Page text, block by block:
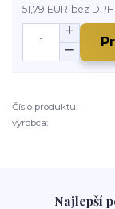
51,79 EUR bez DPH
Číslo produktu:
výrobca:
Najlepší